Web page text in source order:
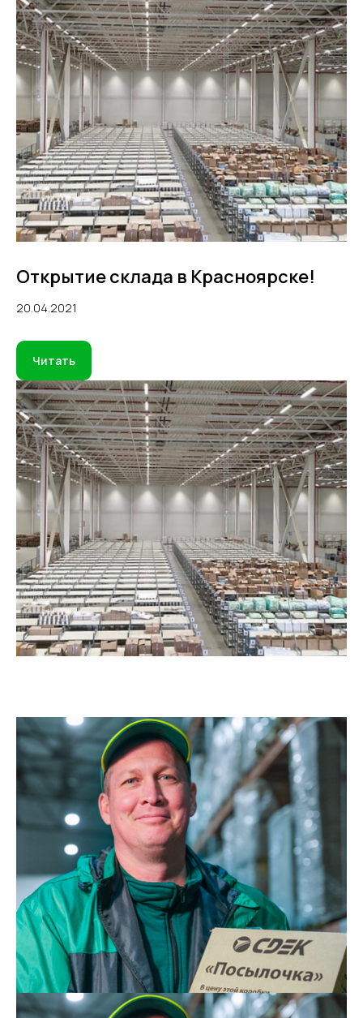
Открытие склада в Красноярске!
20.04.2021
Читать
©2000 — 2026, Курьерская компания СДЭК
Политика сбора ПДн клиентов
Пользовательское соглашение
Оферта
Сфокусируйтесь на продажах,
а остальное возьмём на себя
УЗНАТЬ СТОИМОСТЬ